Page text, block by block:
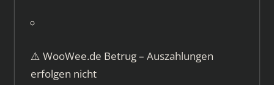
⚠️ WooWee.de Betrug – Auszahlungen
erfolgen nicht